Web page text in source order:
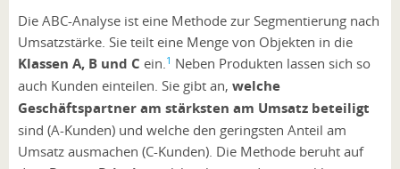
Die ABC-Analyse ist eine Methode zur Segmentierung nach
Umsatzstärke. Sie teilt eine Menge von Objekten in die
Klassen A, B und C ein.1 Neben Produkten lassen sich so
auch Kunden einteilen. Sie gibt an, welche
Geschäftspartner am stärksten am Umsatz beteiligt
sind (A-Kunden) und welche den geringsten Anteil am
Umsatz ausmachen (C-Kunden). Die Methode beruht auf